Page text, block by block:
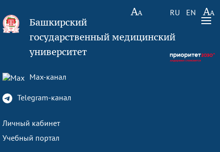
RU EN
Башкирский
государственный медицинский
университет
Max-канал
Telegram-канал
Личный кабинет
Учебный портал